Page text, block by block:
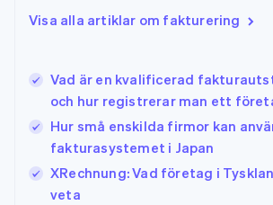
Visa alla artiklar om fakturering
Vad är en kvalificerad
och hur registrerar man ett
Hur små enskilda firmor kan
fakturasystemet i Japan
XRechnung: Vad företag i
veta
English
Japan
日本語English
English Français
Kroatien
EnglishItaliano
Lettland